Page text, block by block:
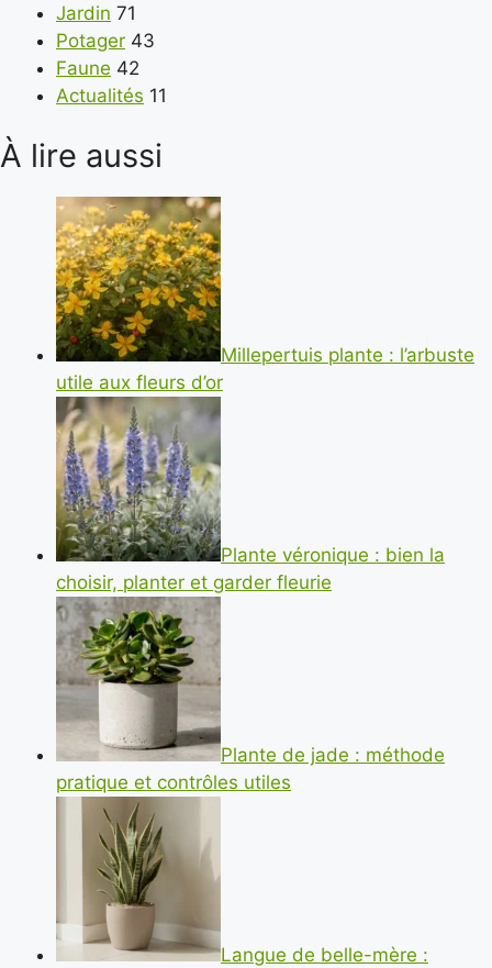
Jardin 71
Potager 43
Faune 42
Actualités 11
À lire aussi
Millepertuis plante : l’arbuste
utile aux fleurs d’or
Plante véronique : bien la
choisir, planter et garder fleurie
Plante de jade : méthode
pratique et contrôles utiles
Langue de belle-mère :